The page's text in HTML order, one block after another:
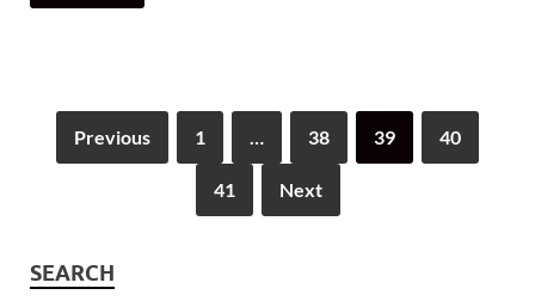
Previous 1 38 39 40
41 Next
SEARCH